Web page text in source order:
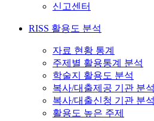
신고센터
RISS 활용도 분석
자료 현황 통계
주제별 활용통계 분석
학술지 활용도 분석
복사/대출제공 기관 분석
복사/대출신청 기관 분석
활용도 높은 주제